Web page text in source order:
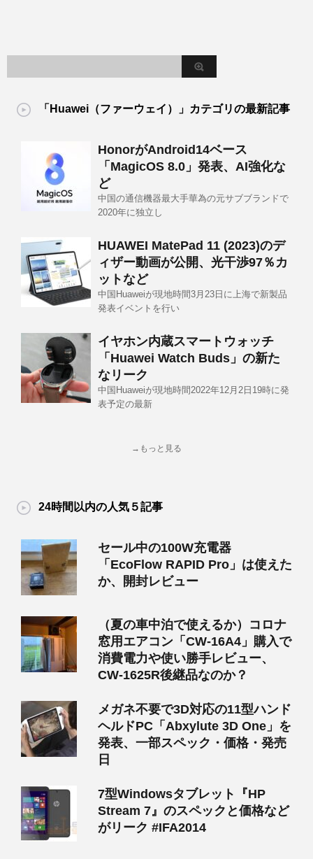
「Huawei（ファーウェイ）」カテゴリの最新記事
HonorがAndroid14ベース
「MagicOS 8.0」発表、AI強化な
ど
中国の通信機器最大手華為の元サブブランドで
2020年に独立し
HUAWEI MatePad 11 (2023)のデ
ィザー動画が公開、光干渉97％カ
ットなど
中国Huaweiが現地時間3月23日に上海で新製品
発表イベントを行い
イヤホン内蔵スマートウォッチ
「Huawei Watch Buds」の新た
なリーク
中国Huaweiが現地時間2022年12月2日19時に発
表予定の最新
→もっと見る
24時間以内の人気５記事
セール中の100W充電器
「EcoFlow RAPID Pro」は使えた
か、開封レビュー
（夏の車中泊で使えるか）コロナ
窓用エアコン「CW-16A4」購入で
消費電力や使い勝手レビュー、
CW-1625R後継品なのか？
メガネ不要で3D対応の11型ハンド
ヘルドPC「Abxylute 3D One」を
発表、一部スペック・価格・発売
日
7型Windowsタブレット『HP
Stream 7』のスペックと価格など
がリーク #IFA2014